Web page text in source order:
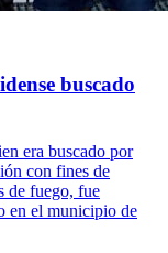
buscado
era buscado por
con fines de
de fuego, fue
en el municipio de